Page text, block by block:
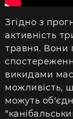
Згідно з
активність
травня. Вони
викидами
можливість,
можуть